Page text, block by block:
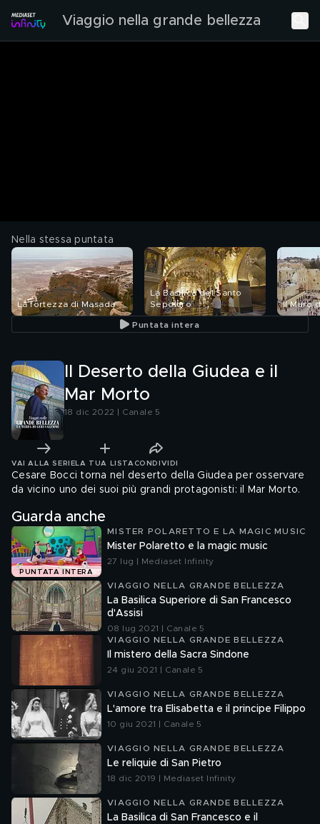
Viaggio nella grande bellezza
Nella stessa puntata
La fortezza di Masada
La Basilica del Santo
Sepolcro
Il Muro
Puntata intera
Il Deserto della Giudea e il
Mar Morto
18 dic 2022 | Canale 5
VAI ALLA SERIE LA TUA LISTA CONDIVIDI
Cesare Bocci torna nel deserto della Giudea per osservare
da vicino uno dei suoi più grandi protagonisti: il Mar Morto.
Guarda anche
PUNTATA INTERA
MISTER POLARETTO E LA MAGIC MUSIC
Mister Polaretto e la magic music
27 lug | Mediaset Infinity
VIAGGIO NELLA GRANDE BELLEZZA
La Basilica Superiore di San Francesco
d'Assisi
08 lug 2021 | Canale 5
VIAGGIO NELLA GRANDE BELLEZZA
Il mistero della Sacra Sindone
24 giu 2021 | Canale 5
VIAGGIO NELLA GRANDE BELLEZZA
L'amore tra Elisabetta e il principe Filippo
10 giu 2021 | Canale 5
VIAGGIO NELLA GRANDE BELLEZZA
Le reliquie di San Pietro
18 dic 2019 | Mediaset Infinity
VIAGGIO NELLA GRANDE BELLEZZA
La Basilica di San Francesco e il